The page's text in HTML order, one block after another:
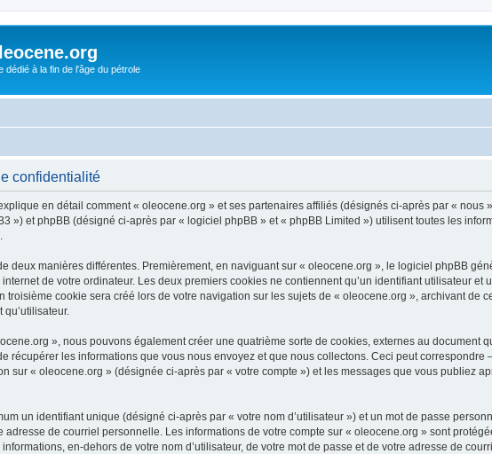
dédié à la fin de l'âge du pétrole
confidentialité
en détail comment « oleocene.org » et ses partenaires affiliés (désignés ci-après par « nous
») et phpBB (désigné ci-après par « logiciel phpBB » et « phpBB Limited ») utilisent toutes les
deux manières différentes. Premièrement, en naviguant sur « oleocene.org », le logiciel phpBB
de votre ordinateur. Les deux premiers cookies ne contiennent qu’un identifiant utilisateur
troisième cookie sera créé lors de votre navigation sur les sujets de « oleocene.org », archivant de
», nous pouvons également créer une quatrième sorte de cookies, externes au document
récupérer les informations que vous nous envoyez et que nous collectons. Ceci peut
sur « oleocene.org » (désignée ci-après par « votre compte ») et les messages que vous publiez
un identifiant unique (désigné ci-après par « votre nom d’utilisateur ») et un mot de passe
adresse de courriel personnelle. Les informations de votre compte sur « oleocene.org » sont
en-dehors de votre nom d’utilisateur, de votre mot de passe et de votre adresse de